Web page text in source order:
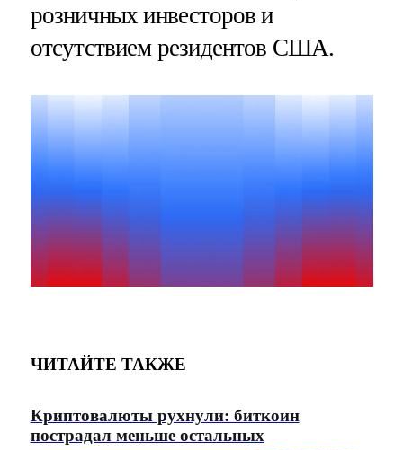
розничных инвесторов и
отсутствием резидентов США.
ЧИТАЙТЕ ТАКЖЕ
Криптовалюты рухнули: биткоин
пострадал меньше остальных